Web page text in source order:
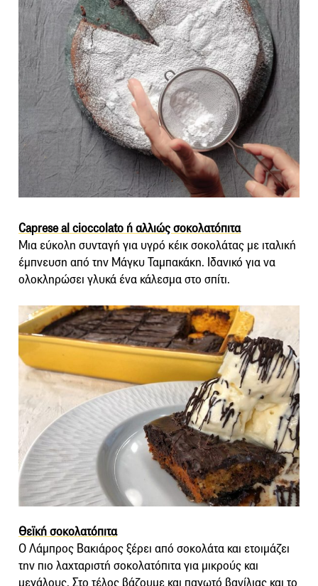
Caprese al cioccolato ή αλλιώς σοκολατόπιτα
Μια εύκολη συνταγή για υγρό κέικ σοκολάτας με ιταλική
έμπνευση από την Μάγκυ Ταμπακάκη. Ιδανικό για να
ολοκληρώσει γλυκά ένα κάλεσμα στο σπίτι.
Θεϊκή σοκολατόπιτα
Ο Λάμπρος Βακιάρος ξέρει από σοκολάτα και ετοιμάζει
την πιο λαχταριστή σοκολατόπιτα για μικρούς και